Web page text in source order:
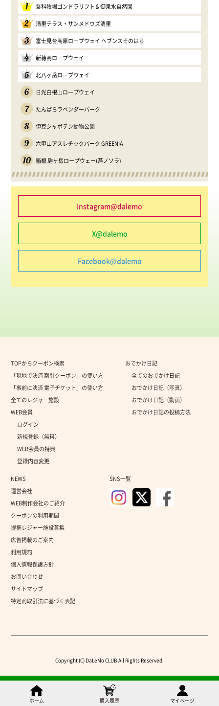
ホーム 購入履歴 マイページ
1 蓼科牧場ゴンドラリフト＆御泉水自然園
2 清里テラス・サンメドウズ清里
3 富士見台高原ロープウェイ ヘブンスそのはら
4 新穂高ロープウェイ
5 北八ヶ岳ロープウェイ
6 日光白根山ロープウェイ
7 たんばらラベンダーパーク
8 伊豆シャボテン動物公園
9 六甲山アスレチックパーク GREENIA
10 箱根 駒ヶ岳ロープウェー(芦ノソラ)
Instagram@dalemo
X@dalemo
Facebook@dalemo
TOPからクーポン検索
「現地で決済 割引クーポン」の使い方
「事前に決済 電子チケット」の使い方
全てのレジャー施設
WEB会員
ログイン
新規登録（無料）
WEB会員の特典
登録内容変更
おでかけ日記
全てのおでかけ日記
おでかけ日記（写真）
おでかけ日記（動画）
おでかけ日記の投稿方法
NEWS
運営会社
WEB制作会社のご紹介
クーポンの利用期間
提携レジャー施設募集
広告掲載のご案内
利用規約
個人情報保護方針
お問い合わせ
サイトマップ
特定商取引法に基づく表記
SNS一覧
Copyright (C) DaLeMo CLUB All Rights Reserved.